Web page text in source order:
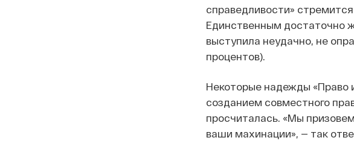
справедливости»
Единственным достаточно
выступила неудачно, не
процентов).
Некоторые надежды «Право
созданием совместного
просчиталась. «Мы
ваши махинации», — так